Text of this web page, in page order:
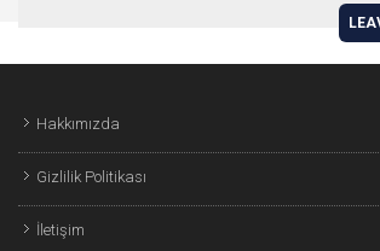
Hakkımızda
Gizlilik Politikası
İletişim